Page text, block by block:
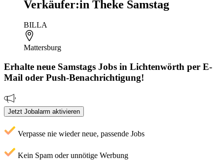
Verkäufer:in Theke Samstag
BILLA
Mattersburg
Erhalte neue Samstags Jobs in Lichtenwörth per E-
Mail oder Push-Benachrichtigung!
Jetzt Jobalarm aktivieren
Verpasse nie wieder neue, passende Jobs
Kein Spam oder unnötige Werbung